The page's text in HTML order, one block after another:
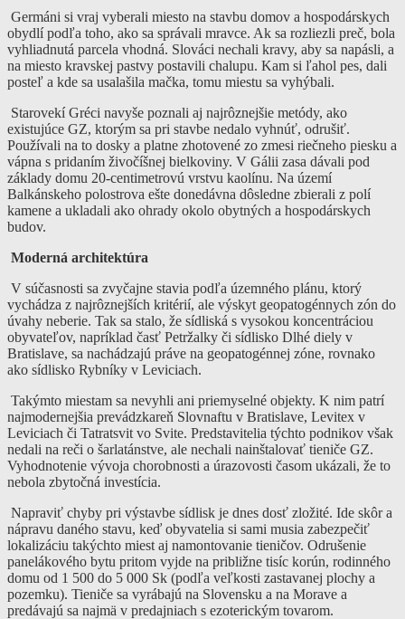
Germáni si vraj vyberali miesto na stavbu domov a hospodárskych
obydlí podľa toho, ako sa správali mravce. Ak sa rozliezli preč, bola
vyhliadnutá parcela vhodná. Slováci nechali kravy, aby sa napásli, a
na miesto kravskej pastvy postavili chalupu. Kam si ľahol pes, dali
posteľ a kde sa usalašila mačka, tomu miestu sa vyhýbali.
Starovekí Gréci navyše poznali aj najrôznejšie metódy, ako
existujúce GZ, ktorým sa pri stavbe nedalo vyhnúť, odrušiť.
Používali na to dosky a platne zhotovené zo zmesi riečneho piesku a
vápna s pridaním živočíšnej bielkoviny. V Gálii zasa dávali pod
základy domu 20-centimetrovú vrstvu kaolínu. Na území
Balkánskeho polostrova ešte donedávna dôsledne zbierali z polí
kamene a ukladali ako ohrady okolo obytných a hospodárskych
budov.
Moderná architektúra
V súčasnosti sa zvyčajne stavia podľa územného plánu, ktorý
vychádza z najrôznejších kritérií, ale výskyt geopatogénnych zón do
úvahy neberie. Tak sa stalo, že sídliská s vysokou koncentráciou
obyvateľov, napríklad časť Petržalky či sídlisko Dlhé diely v
Bratislave, sa nachádzajú práve na geopatogénnej zóne, rovnako
ako sídlisko Rybníky v Leviciach.
Takýmto miestam sa nevyhli ani priemyselné objekty. K nim patrí
najmodernejšia prevádzkareň Slovnaftu v Bratislave, Levitex v
Leviciach či Tatratsvit vo Svite. Predstavitelia týchto podnikov však
nedali na reči o šarlatánstve, ale nechali nainštalovať tieniče GZ.
Vyhodnotenie vývoja chorobnosti a úrazovosti časom ukázali, že to
nebola zbytočná investícia.
Napraviť chyby pri výstavbe sídlisk je dnes dosť zložité. Ide skôr a
nápravu daného stavu, keď obyvatelia si sami musia zabezpečiť
lokalizáciu takýchto miest aj namontovanie tieničov. Odrušenie
panelákového bytu pritom vyjde na približne tisíc korún, rodinného
domu od 1 500 do 5 000 Sk (podľa veľkosti zastavanej plochy a
pozemku). Tieniče sa vyrábajú na Slovensku a na Morave a
predávajú sa najmä v predajniach s ezoterickým tovarom.